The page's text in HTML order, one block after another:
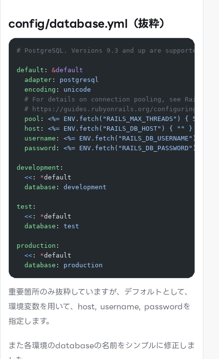
config/database.yml（抜粋）
# PostgreSQL. Versions 9.3 and up are supported.
default : &default
  adapter
: postgresql
  encoding
: unicode
# For details on connection pooling, see Rails
# https://guides.rubyonrails.org/
  pool
: <%= ENV.fetch("RAILS_MAX_THREADS") { 5 } %>
  host
: <%= ENV.fetch("RAILS_DB_HOST") { "" } %>
  username
: <%= ENV.fetch("RAILS_DB_USERNAME") {
  password
: <%= ENV.fetch("RAILS_DB_PASSWORD") {
development :
  <<
: *default
  database
: development
test :
  <<
: *default
  database
: test
production :
  <<
: *default
  database
: production
重要箇所のみ抜粋していますが、デフォルトとして、
環境変数を用いて、host, username, passwordを
指定します。
また各環境のdatabaseの名前をシンプルに修正しま